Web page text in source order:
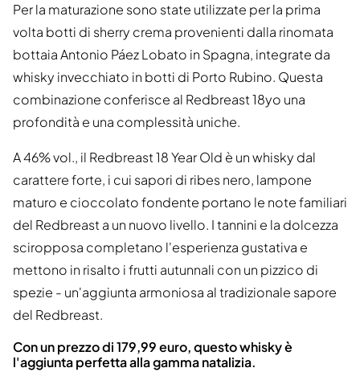
Per la maturazione sono state utilizzate per la prima
volta botti di sherry crema provenienti dalla rinomata
bottaia Antonio Páez Lobato in Spagna, integrate da
whisky invecchiato in botti di Porto Rubino. Questa
combinazione conferisce al Redbreast 18yo una
profondità e una complessità uniche.
A 46% vol., il Redbreast 18 Year Old è un whisky dal
carattere forte, i cui sapori di ribes nero, lampone
maturo e cioccolato fondente portano le note familiari
del Redbreast a un nuovo livello. I tannini e la dolcezza
sciropposa completano l'esperienza gustativa e
mettono in risalto i frutti autunnali con un pizzico di
spezie - un'aggiunta armoniosa al tradizionale sapore
del Redbreast.
Con un prezzo di 179,99 euro, questo whisky è
l'aggiunta perfetta alla gamma natalizia.